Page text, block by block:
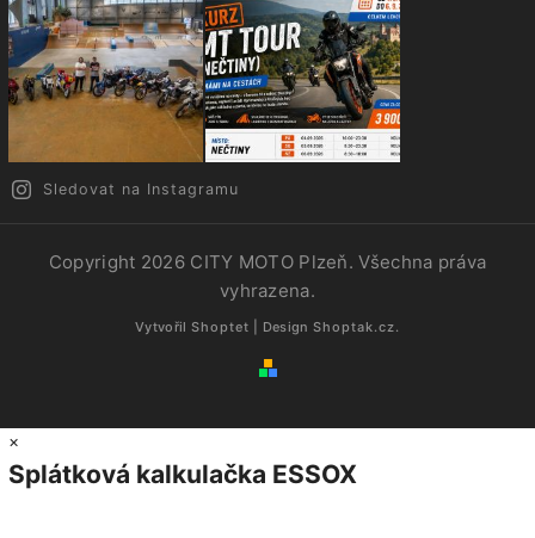
Sledovat na Instagramu
Copyright 2026 CITY MOTO Plzeň. Všechna práva
vyhrazena.
Vytvořil Shoptet | Design Shoptak.cz.
×
Splátková kalkulačka ESSOX